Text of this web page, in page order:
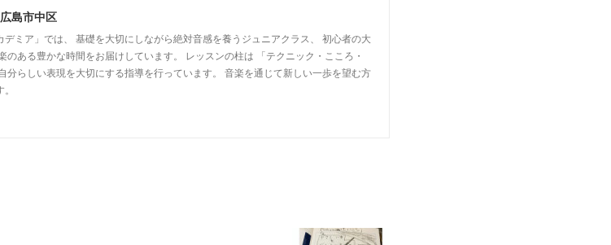
島市中区
ミア」では、 基礎を大切にしながら絶対音感を養うジュニアクラス、 初心者の大
のある豊かな時間をお届けしています。 レッスンの柱は 「テクニック・こころ・
分らしい表現を大切にする指導を行っています。 音楽を通じて新しい一歩を望む方